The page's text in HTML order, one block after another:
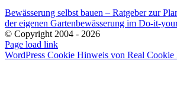
Bewässerung selbst bauen – Ratgeber zur
der eigenen Gartenbewässerung im Do-it-
© Copyright 2004 - 2026
E-
Mail
Page load link
WordPress Cookie Hinweis von Real Cookie